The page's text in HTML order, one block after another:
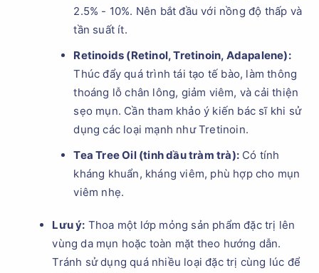
2.5% - 10%. Nên bắt đầu với nồng độ thấp và
tần suất ít.
Retinoids (Retinol, Tretinoin, Adapalene):
Thúc đẩy quá trình tái tạo tế bào, làm thông
thoáng lỗ chân lông, giảm viêm, và cải thiện
sẹo mụn. Cần tham khảo ý kiến bác sĩ khi sử
dụng các loại mạnh như Tretinoin.
Tea Tree Oil (tinh dầu tràm trà): Có tính
kháng khuẩn, kháng viêm, phù hợp cho mụn
viêm nhẹ.
Lưu ý: Thoa một lớp mỏng sản phẩm đặc trị lên
vùng da mụn hoặc toàn mặt theo hướng dẫn.
Tránh sử dụng quá nhiều loại đặc trị cùng lúc để